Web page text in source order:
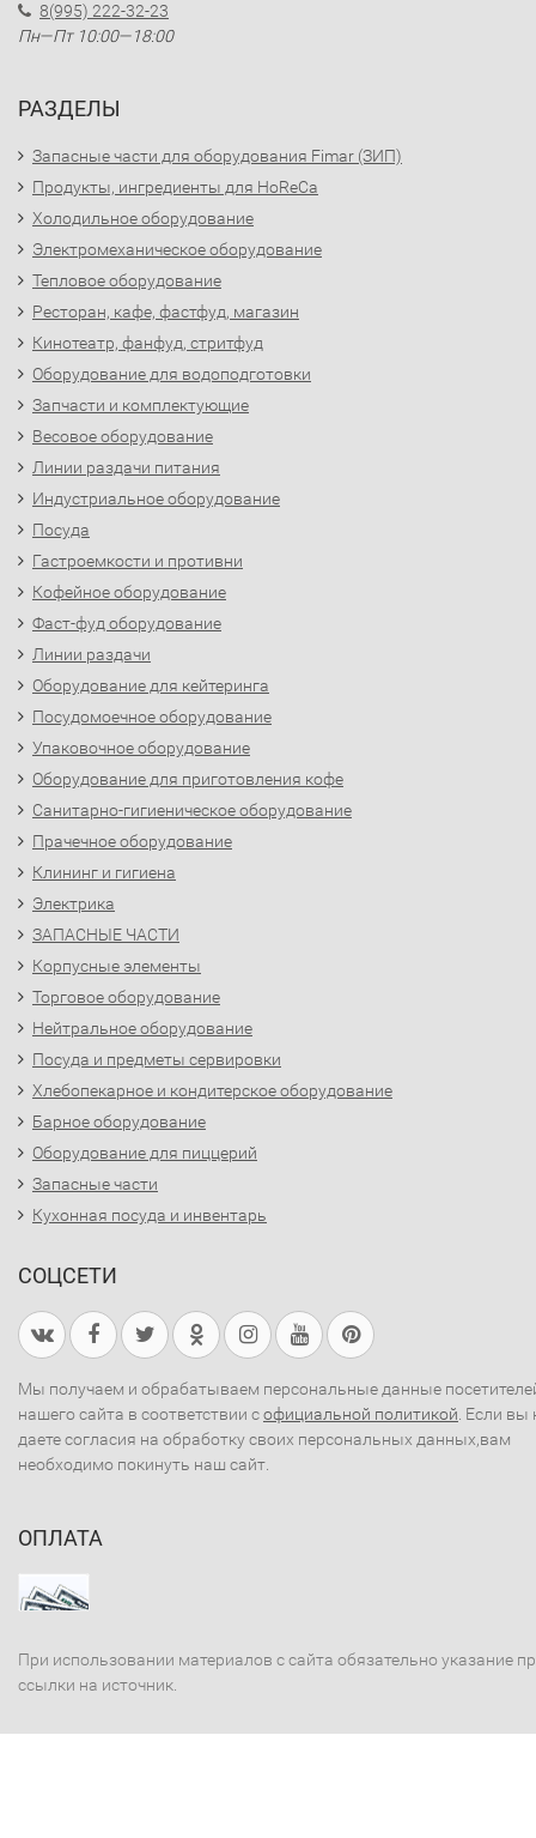
8(995) 222-32-23
Пн—Пт 10:00—18:00
РАЗДЕЛЫ
Запасные части для оборудования Fimar (ЗИП)
Продукты, ингредиенты для HoReCa
Холодильное оборудование
Электромеханическое оборудование
Тепловое оборудование
Ресторан, кафе, фастфуд, магазин
Кинотеатр, фанфуд, стритфуд
Оборудование для водоподготовки
Запчасти и комплектующие
Весовое оборудование
Линии раздачи питания
Индустриальное оборудование
Посуда
Гастроемкости и противни
Кофейное оборудование
Фаст-фуд оборудование
Линии раздачи
Оборудование для кейтеринга
Посудомоечное оборудование
Упаковочное оборудование
Оборудование для приготовления кофе
Санитарно-гигиеническое оборудование
Прачечное оборудование
Клининг и гигиена
Электрика
ЗАПАСНЫЕ ЧАСТИ
Корпусные элементы
Торговое оборудование
Нейтральное оборудование
Посуда и предметы сервировки
Хлебопекарное и кондитерское оборудование
Барное оборудование
Оборудование для пиццерий
Запасные части
Кухонная посуда и инвентарь
СОЦСЕТИ
Мы получаем и обрабатываем персональные данные
нашего сайта в соответствии софициальной политикой . Если вы
даете согласия на обработку своих персональных данных,вам
необходимо покинуть наш сайт.
ОПЛАТА
При использовании материалов с сайта обязательно указание
ссылки на источник.